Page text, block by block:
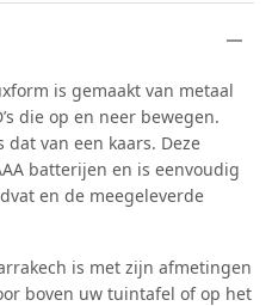
is gemaakt van metaal
die op en neer bewegen.
van een kaars. Deze
batterijen en is eenvoudig
en de meegeleverde
is met zijn afmetingen
boven uw tuintafel of op het